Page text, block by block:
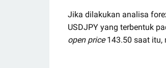
Jika dilakukan analisa
USDJPY yang terbentuk
open price143.50 saat itu,